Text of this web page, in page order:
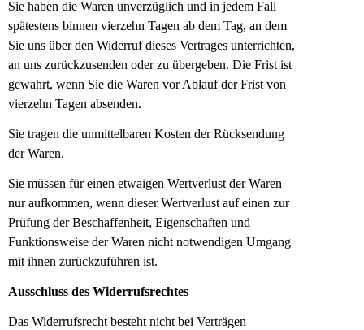
Sie haben die Waren unverzüglich und in jedem Fall
spätestens binnen vierzehn Tagen ab dem Tag, an dem
Sie uns über den Widerruf dieses Vertrages unterrichten,
an uns zurückzusenden oder zu übergeben. Die Frist ist
gewahrt, wenn Sie die Waren vor Ablaufder Frist von
vierzehn Tagen absenden.
Sie tragen die unmittelbaren Kosten der Rücksendung
der Waren.
Sie müssen für einen etwaigen Wertverlust der Waren
nur aufkommen, wenn dieserWertverlust auf einen zur
Prüfung der Beschaffenheit, Eigenschaften und
Funktionsweise der Waren nicht notwendigen Umgang
mit ihnen zurückzuführen ist.
Ausschluss des Widerrufsrechtes
Das Widerrufsrecht besteht nicht bei Verträgen